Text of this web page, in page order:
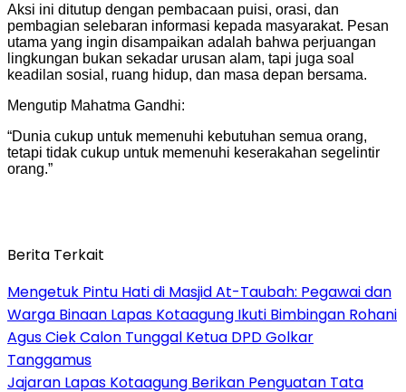
Aksi ini ditutup dengan pembacaan puisi, orasi, dan
pembagian selebaran informasi kepada masyarakat. Pesan
utama yang ingin disampaikan adalah bahwa perjuangan
lingkungan bukan sekadar urusan alam, tapi juga soal
keadilan sosial, ruang hidup, dan masa depan bersama.
Mengutip Mahatma Gandhi:
“Dunia cukup untuk memenuhi kebutuhan semua orang,
tetapi tidak cukup untuk memenuhi keserakahan segelintir
orang.”
Berita Terkait
Mengetuk Pintu Hati di Masjid At-Taubah: Pegawai dan
Warga Binaan Lapas Kotaagung Ikuti Bimbingan Rohani
Agus Ciek Calon Tunggal Ketua DPD Golkar
Tanggamus
Jajaran Lapas Kotaagung Berikan Penguatan Tata